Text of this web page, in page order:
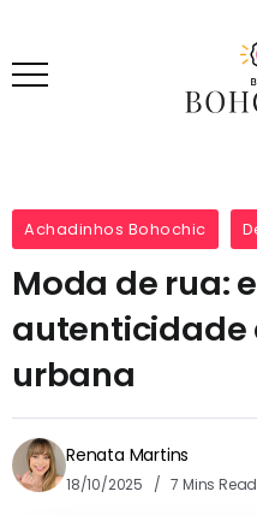
Achadinhos Bohochic
Moda de rua:
autenticidade
urbana
Renata Martins
18/10/2025 7 Mins Read